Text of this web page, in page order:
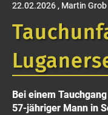
22.02.2026, Martin Grob
Bei einem
57-jähriger Mann in